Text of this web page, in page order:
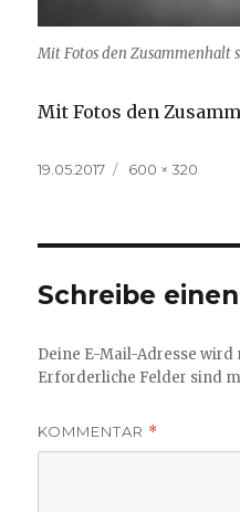
Mit Fotos den Zusammenhalt
Mit Fotos den
Veröffentlicht
19.05.2017
Volle
600 × 320
Schreibe
Deine E-Mail-Adresse
Erforderliche Felder sind
KOMMENTAR *